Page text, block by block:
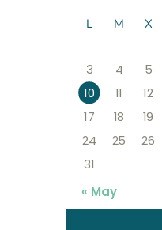
L M X
3
4 5
10
11 12
17
18 19
24
25 26
31
« May